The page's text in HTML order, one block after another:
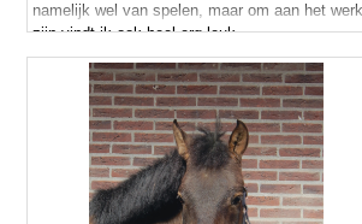
namelijk wel van spelen, maar om aan het
zijn vindt ik ook heel erg leuk.